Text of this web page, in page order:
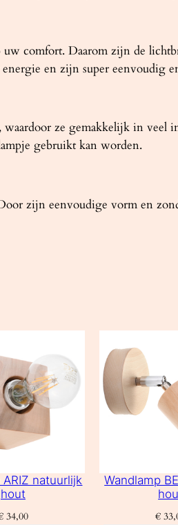
comfort. Daarom zijn de
en zijn super eenvoudig
ze gemakkelijk in veel
gebruikt kan worden.
zijn eenvoudige vorm en
ARIZ natuurlijk
hout
34,00
Wandlamp
€